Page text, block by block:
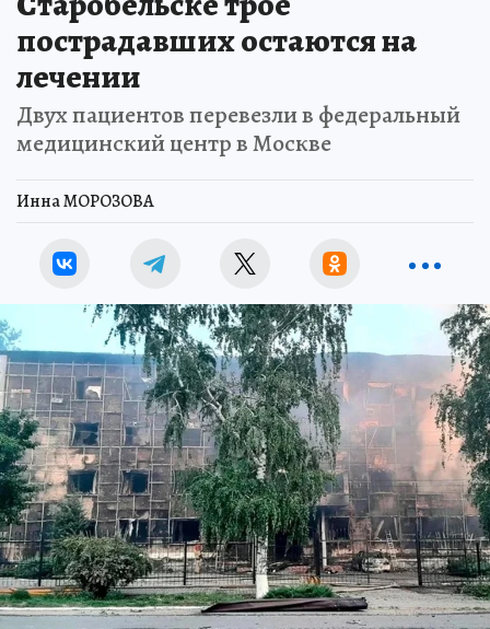
пострадавших остаются на
лечении
Двух пациентов перевезли в федеральный
медицинский центр в Москве
Инна МОРОЗОВА